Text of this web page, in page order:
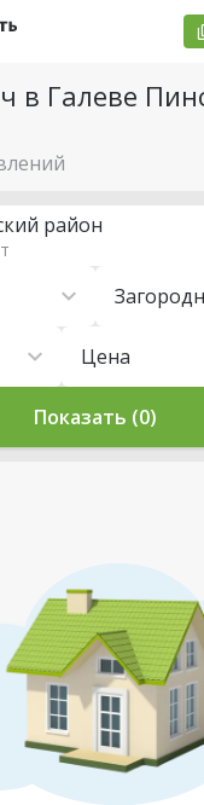
в Галеве
Цена
район
Показать (0)